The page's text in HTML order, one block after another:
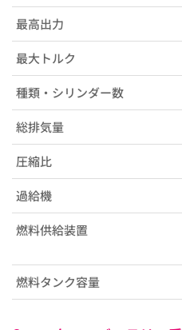
最高出力
最大トルク
種類・シリンダー数
総排気量
圧縮比
過給機
燃料供給装置
燃料タンク容量